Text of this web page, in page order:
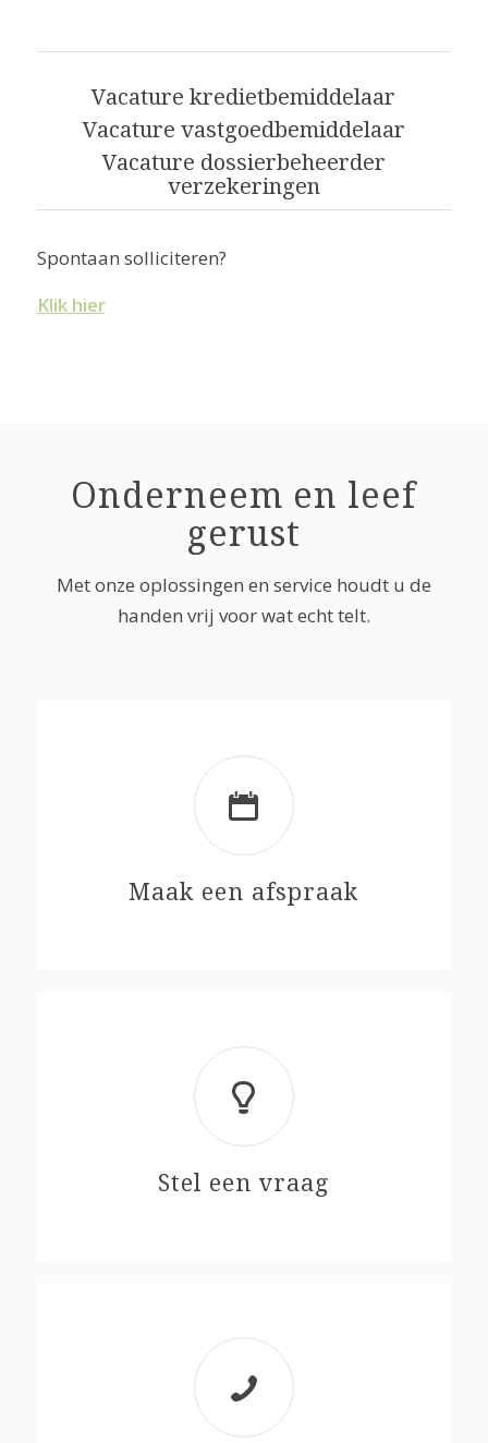
Vacature kredietbemiddelaar
Vacature vastgoedbemiddelaar
Vacature dossierbeheerder
verzekeringen
Spontaan solliciteren?
Klik hier
Onderneem en leef
gerust
Met onze oplossingen en service houdt u de
handen vrij voor wat echt telt.
Maak een afspraak
Stel een vraag